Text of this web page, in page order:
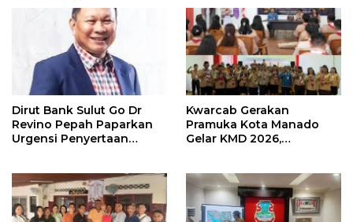
Dirut Bank Sulut Go Dr
Revino Pepah Paparkan
Urgensi Penyertaan
Kwarcab Gerakan
Pramuka Kota Manado
Gelar KMD 2026,
Pramuka